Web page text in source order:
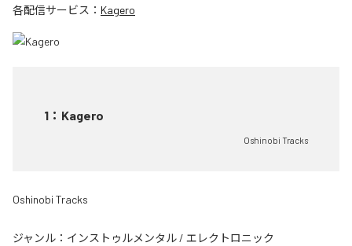
各配信サービス： Kagero
1 ： Kagero
Oshinobi Tracks
Oshinobi Tracks
ジャンル： インストゥルメンタル / エレクトロニック